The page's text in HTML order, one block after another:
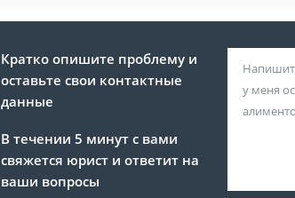
Кратко опишите проблему и
оставьте свои контактные
данные
В течении 5 минут с вами
свяжется юрист и ответит на
ваши вопросы